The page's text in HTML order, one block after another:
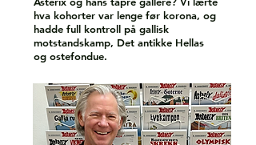
hva kohorter var lenge før korona, og
hadde full kontroll på gallisk
motstandskamp, Det antikke Hellas
og ostefondue.